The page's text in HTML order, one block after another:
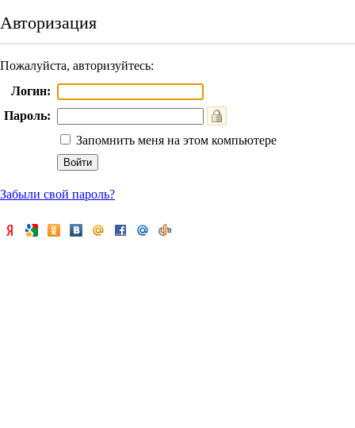
Авторизация
Пожалуйста, авторизуйтесь:
Логин:
Пароль:
Запомнить меня на этом компьютере
Забыли свой пароль?